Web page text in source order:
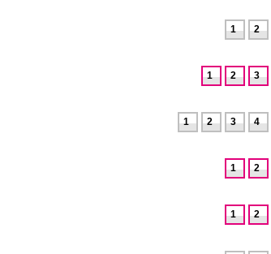
2
1
3
2
1
4
3
2
1
2
1
2
1